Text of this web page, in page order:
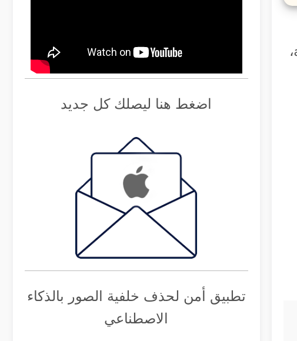
جيلبريك لأجهزة الآي باد 2 والآي فون 4S، ويتم ذلك عن طريق آداة اسمها absinthe،
اضغط هنا ليصلك كل جديد
تطبيق أمن لحذف خلفية الصور بالذكاء
الاصطناعي